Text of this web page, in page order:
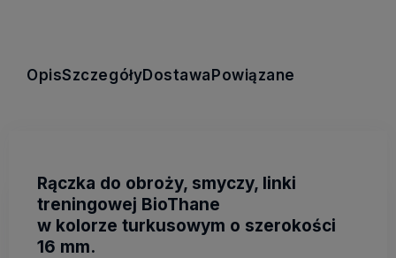
OpisSzczegółyDostawaPowiązane
Rączka do obroży, smyczy, linki
treningowej BioThane
w kolorze turkusowym o szerokości
16 mm.